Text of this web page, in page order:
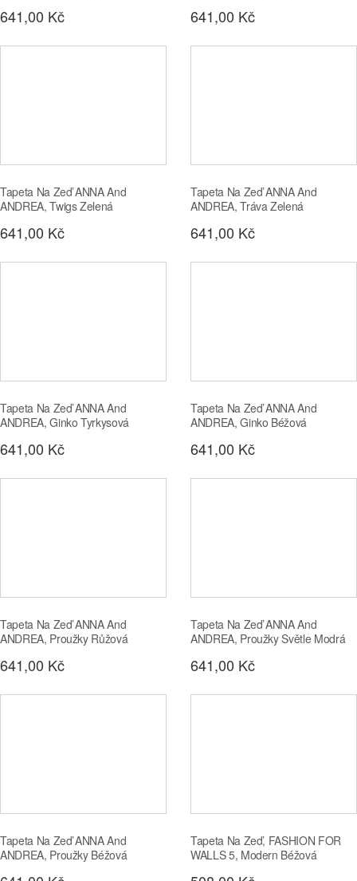
641,00 Kč 641,00 Kč
Tapeta Na Zeď ANNA And
ANDREA, Twigs Zelená
641,00 Kč
Tapeta Na Zeď ANNA And
ANDREA, Tráva Zelená
641,00 Kč
Tapeta Na Zeď ANNA And
ANDREA, Ginko Tyrkysová
641,00 Kč
Tapeta Na Zeď ANNA And
ANDREA, Ginko Béžová
641,00 Kč
Tapeta Na Zeď ANNA And
ANDREA, Proužky Růžová
641,00 Kč
Tapeta Na Zeď ANNA And
ANDREA, Proužky Světle Modrá
641,00 Kč
Tapeta Na Zeď ANNA And
ANDREA, Proužky Béžová
Tapeta Na Zeď, FASHION FOR
WALLS 5, Modern Béžová